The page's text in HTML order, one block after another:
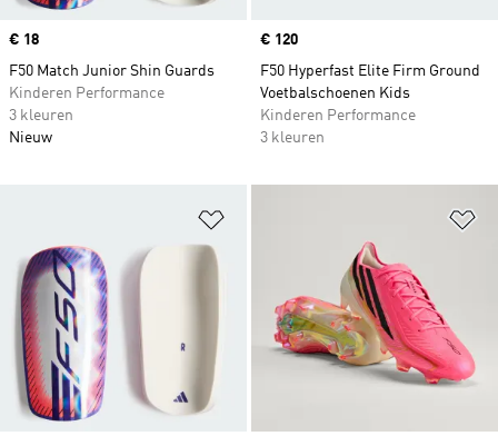
Price
€ 18
F50 Match Junior Shin Guards
Kinderen Performance
3 kleuren
Nieuw
Price
€ 120
F50 Hyperfast Elite Firm Ground
Voetbalschoenen Kids
Kinderen Performance
3 kleuren